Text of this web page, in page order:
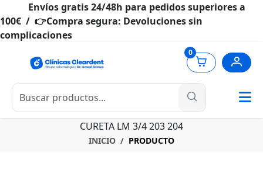
Envíos gratis 24/48h para pedidos superiores a
100€ / 👉Compra segura: Devoluciones sin
complicaciones
0
CURETA LM 3/4 203 204
INICIO PRODUCTO